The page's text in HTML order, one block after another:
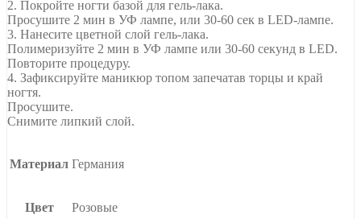
2. Покройте ногти базой для гель-лака.
Просушите 2 мин в УФ лампе, или 30-60 сек в LED-лампе.
3. Нанесите цветной слой гель-лака.
Полимеризуйте 2 мин в УФ лампе или 30-60 секунд в LED.
Повторите процедуру.
4. Зафиксируйте маникюр топом запечатав торцы и край
ногтя.
Просушите.
Снимите липкий слой.
Материал Германия
Цвет Розовые